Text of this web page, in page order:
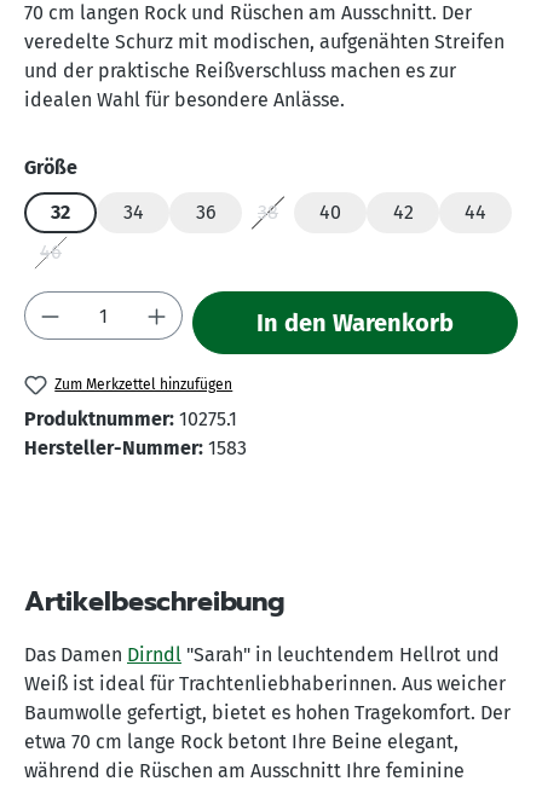
70 cm langen Rock und Rüschen am Ausschnitt. Der
veredelte Schurz mit modischen, aufgenähten Streifen
und der praktische Reißverschluss machen es zur
idealen Wahl für besondere Anlässe.
Größeauswählen
32
34 36 38 40 42
44
46
Produkt Anzahl: Gib den gewünschten
In den Warenkorb
Zum Merkzettel hinzufügen
Produktnummer: 10275.1
Hersteller-Nummer: 1583
Artikelbeschreibung
Das Damen Dirndl "Sarah" in leuchtendem Hellrot und
Weiß ist ideal für Trachtenliebhaberinnen. Aus weicher
Baumwolle gefertigt, bietet es hohen Tragekomfort. Der
etwa 70 cm lange Rock betont Ihre Beine elegant,
während die Rüschen am Ausschnitt Ihre feminine